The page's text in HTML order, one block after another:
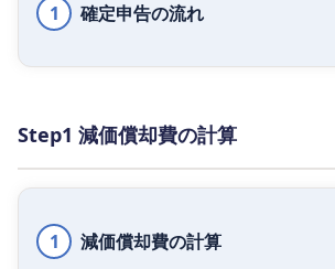
1 確定申告の流れ
Step1 減価償却費の計算
1 減価償却費の計算